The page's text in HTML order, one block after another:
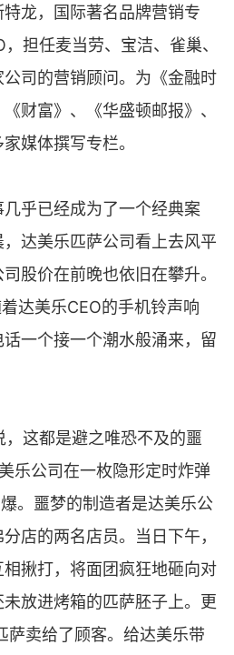
特龙，国际著名品牌营销专
担任麦当劳、宝洁、雀巢、
司的营销顾问。为《金融时
财富》、《华盛顿邮报》、
媒体撰写专栏。
乎已经成为了一个经典案
达美乐匹萨公司看上去风平
股价在前晚也依旧在攀升。
达美乐CEO的手机铃声响
一个接一个潮水般涌来，留
这都是避之唯恐不及的噩
乐公司在一枚隐形定时炸弹
。噩梦的制造者是达美乐公
店的两名店员。当日下午，
揪打，将面团疯狂地砸向对
放进烤箱的匹萨胚子上。更
萨卖给了顾客。给达美乐带